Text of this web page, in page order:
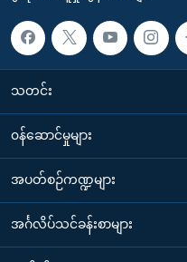
သတင်း
၀န်ဆောင်မှုများ
အပတ်စဉ်ကဏ္ဍများ
အင်္ဂလိပ်သင်ခန်းစာများ